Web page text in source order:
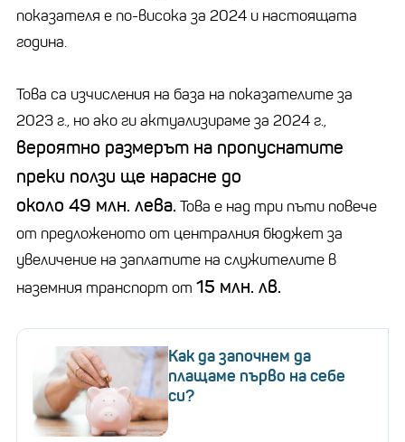
показателя е по-висока за 2024 и настоящата
година.
Това са изчисления на база на показателите за
2023 г., но ако ги актуализираме за 2024 г.,
вероятно размерът на пропуснатите
преки ползи ще нарасне до
около 49 млн. лева. Това е над три пъти повече
от предложеното от централния бюджет за
увеличение на заплатите на служителите в
наземния транспорт от 15 млн. лв.
Как да започнем да
плащаме първо на себе
си?